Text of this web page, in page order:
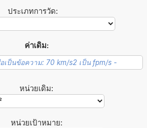
ประเภทการวัด:
ค่าเดิม:
หน่วยเดิม:
หน่วยเป้าหมาย: